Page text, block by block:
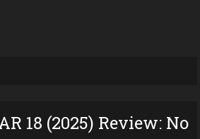
18 (2025) Review: No